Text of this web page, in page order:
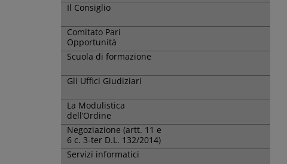
Il Consiglio
Comitato Pari
Opportunità
Scuola di formazione
Gli Uffici Giudiziari
La Modulistica
dell’Ordine
Negoziazione (artt. 11 e
6 c. 3-ter D.L. 132/2014)
Servizi informatici